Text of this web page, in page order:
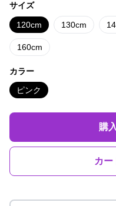
サイズ
120cm 130cm
160cm
カラー
ピンク
購
カー